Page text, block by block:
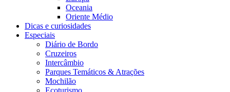
Oceania
Oriente Médio
Dicas e curiosidades
Especiais
Diário de Bordo
Cruzeiros
Intercâmbio
Parques Temáticos & Atrações
Mochilão
Ecoturismo